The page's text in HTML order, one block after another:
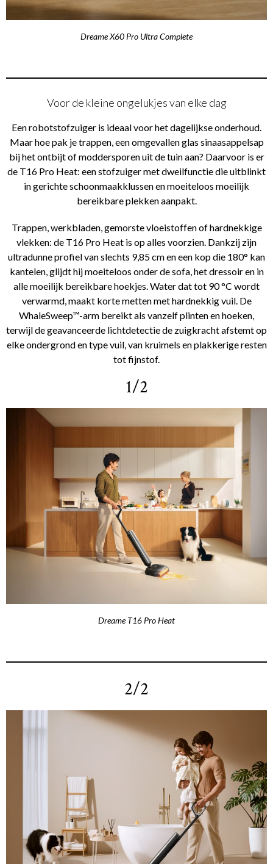
Dreame X60 Pro Ultra Complete
Voor de kleine ongelukjes van elke dag
Een robotstofzuiger is ideaal voor het dagelijkse onderhoud.
Maar hoe pak je trappen, een omgevallen glas sinaasappelsap
bij het ontbijt of moddersporen uit de tuin aan? Daarvoor is er
de T16 Pro Heat: een stofzuiger met dweilfunctie die uitblinkt
in gerichte schoonmaakklussen en moeiteloos moeilijk
bereikbare plekken aanpakt.
Trappen, werkbladen, gemorste vloeistoffen of hardnekkige
vlekken: de T16 Pro Heat is op alles voorzien. Dankzij zijn
ultradunne profiel van slechts 9,85 cm en een kop die 180° kan
kantelen, glijdt hij moeiteloos onder de sofa, het dressoir en in
alle moeilijk bereikbare hoekjes. Water dat tot 90 °C wordt
verwarmd, maakt korte metten met hardnekkig vuil. De
WhaleSweep™-arm bereikt als vanzelf plinten en hoeken,
terwijl de geavanceerde lichtdetectie de zuigkracht afstemt op
elke ondergrond en type vuil, van kruimels en plakkerige resten
tot fijnstof.
1/2
Dreame T16 Pro Heat
2/2